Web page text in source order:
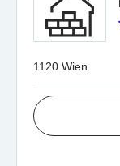
1120 Wien